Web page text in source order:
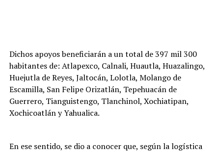
Dichos apoyos beneficiarán a un total de 397 mil 300
habitantes de: Atlapexco, Calnali, Huautla, Huazalingo,
Huejutla de Reyes, Jaltocán, Lolotla, Molango de
Escamilla, San Felipe Orizatlán, Tepehuacán de
Guerrero, Tianguistengo, Tlanchinol, Xochiatipan,
Xochicoatlán y Yahualica.
En ese sentido, se dio a conocer que, según la logística